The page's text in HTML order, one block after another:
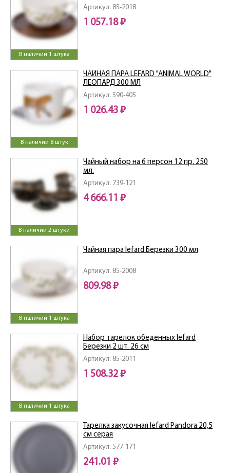
В наличии 1 штука
Артикул: 85-2018
1 057.18 ₽
В наличии 8 штук
Артикул: 590-405
ЧАЙНАЯ ПАРА LEFARD "ANIMAL WORLD"
ЛЕОПАРД 300 МЛ
1 026.43 ₽
В наличии 2 штуки
Артикул: 739-121
Чайный набор на 6 персон 12 пр. 250
мл.
4 666.11 ₽
В наличии 1 штука
Артикул: 85-2008
Чайная пара lefard Березки 300 мл
809.98 ₽
В наличии 1 штука
Артикул: 85-2011
Набор тарелок обеденных lefard
Березки 2 шт. 26 см
1 508.32 ₽
Артикул: 577-171
Тарелка закусочная lefard Pandora 20,5
см серая
241.01 ₽